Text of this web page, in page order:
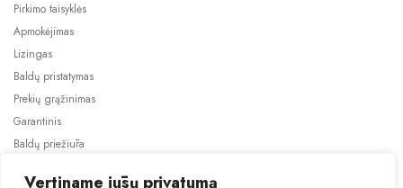
Vertiname jūsų privatumą
Pirkimo taisyklės
Apmokėjimas
Lizingas
Baldų pristatymas
Prekių grąžinimas
Garantinis
Baldų priežiūra